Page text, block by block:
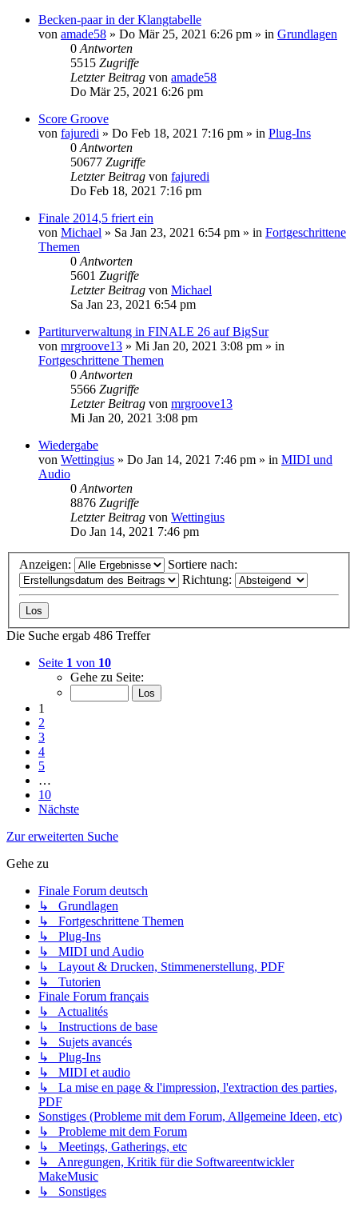
Becken-paar in der Klangtabelle
von amade58 » Do Mär 25, 2021 6:26 pm » in Grundlagen
0 Antworten
5515 Zugriffe
Letzter Beitrag von amade58
Do Mär 25, 2021 6:26 pm
Score Groove
von fajuredi » Do Feb 18, 2021 7:16 pm » in Plug-Ins
0 Antworten
50677 Zugriffe
Letzter Beitrag von fajuredi
Do Feb 18, 2021 7:16 pm
Finale 2014,5 friert ein
von Michael » Sa Jan 23, 2021 6:54 pm » in Fortgeschrittene
Themen
0 Antworten
5601 Zugriffe
Letzter Beitrag von Michael
Sa Jan 23, 2021 6:54 pm
Partiturverwaltung in FINALE 26 auf BigSur
von mrgroove13 » Mi Jan 20, 2021 3:08 pm » in
Fortgeschrittene Themen
0 Antworten
5566 Zugriffe
Letzter Beitrag von mrgroove13
Mi Jan 20, 2021 3:08 pm
Wiedergabe
von Wettingius » Do Jan 14, 2021 7:46 pm » in MIDI und
Audio
0 Antworten
8876 Zugriffe
Letzter Beitrag von Wettingius
Do Jan 14, 2021 7:46 pm
Anzeigen:
Sortiere nach:
Richtung:
Die Suche ergab 486 Treffer
Seite 1 von 10
Gehe zu Seite:
1
2
3
4
5
…
10
Nächste
Zur erweiterten Suche
Gehe zu
Finale Forum deutsch
↳ Grundlagen
↳ Fortgeschrittene Themen
↳ Plug-Ins
↳ MIDI und Audio
↳ Layout & Drucken, Stimmenerstellung, PDF
↳ Tutorien
Finale Forum français
↳ Actualités
↳ Instructions de base
↳ Sujets avancés
↳ Plug-Ins
↳ MIDI et audio
↳ La mise en page & l'impression, l'extraction des parties,
PDF
Sonstiges (Probleme mit dem Forum, Allgemeine Ideen, etc)
↳ Probleme mit dem Forum
↳ Meetings, Gatherings, etc
↳ Anregungen, Kritik für die Softwareentwickler
MakeMusic
↳ Sonstiges